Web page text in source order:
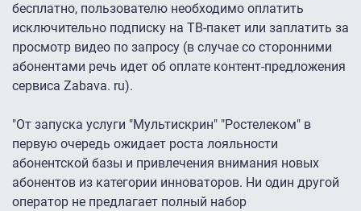
бесплатно, пользователю необходимо оплатить
исключительно подписку на ТВ-пакет или заплатить за
просмотр видео по запросу (в случае со сторонними
абонентами речь идет об оплате контент-предложения
сервиса Zabava. ru).
"От запуска услуги "Мультискрин" "Ростелеком" в
первую очередь ожидает роста лояльности
абонентской базы и привлечения внимания новых
абонентов из категории инноваторов. Ни один другой
оператор не предлагает полный набор